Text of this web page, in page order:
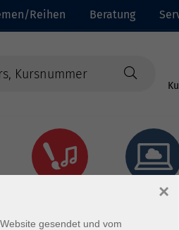
Reihen Beratung
Online-Kurse
gesendet und vom
×